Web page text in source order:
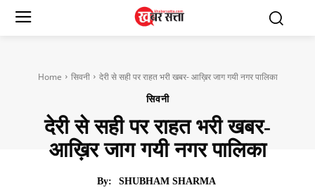
Home सिवनी देरी से सही पर राहत भरी खबर- आख़िर जाग गयी नगर पालिका
सिवनी
देरी से सही पर राहत भरी खबर-
आख़िर जाग गयी नगर पालिका
By:
SHUBHAM SHARMA